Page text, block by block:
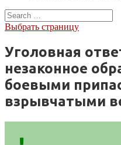
Выбрать страницу
Уголовная
незаконное
боевыми
взрывчатыми